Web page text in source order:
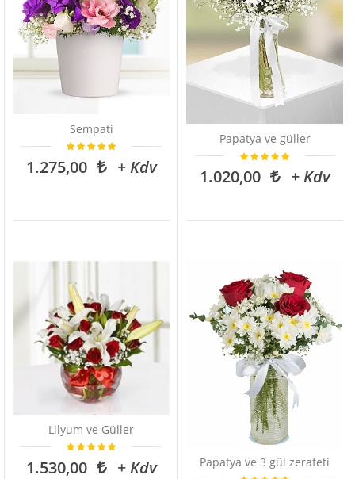
Sempati
1.275,00 + Kdv
Papatya ve güller
1.020,00 + Kdv
Lilyum ve Güller
1.530,00 + Kdv Papatya ve 3 gül zerafeti